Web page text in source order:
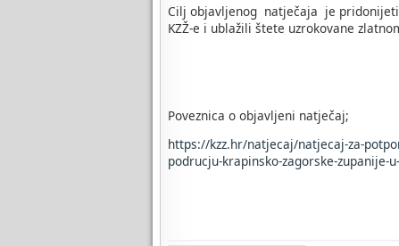
Cilj objavljenog natječaja je
KZŽ-e i ublažili štete uzrokovane
Poveznica o objavljeni natječaj;
https://kzz.hr/natjecaj/natjecaj-za-
podrucju-krapinsko-zagorske-zupanije-